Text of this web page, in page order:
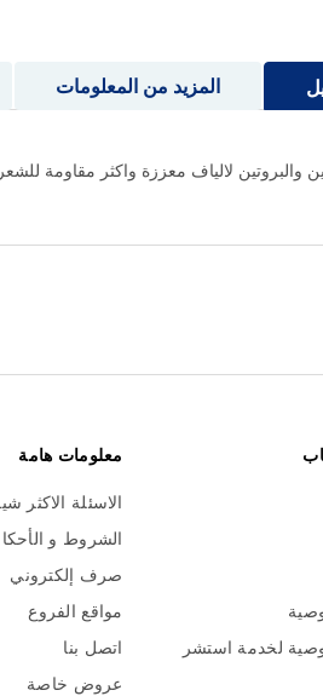
والبروتين لالياف معززة واكثر مقاومة
المزيد من المعلومات
لخدمة استشر
معلومات هامة
الاسئلة الاكثر
الشروط و
صرف إلكتروني
مواقع الفروع
اتصل بنا
عروض خاصة